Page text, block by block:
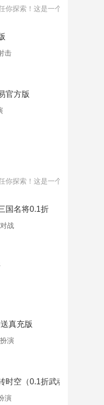
你探索！这是一个小提示字段。
击
官方版
你探索！这是一个小提示字段。
国名将0.1折
战
真充版
演
时空（0.1折武魂觉醒）
演